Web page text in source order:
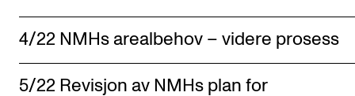
4/22 NMHs arealbehov – videre prosess
5/22 Revisjon av NMHs plan for